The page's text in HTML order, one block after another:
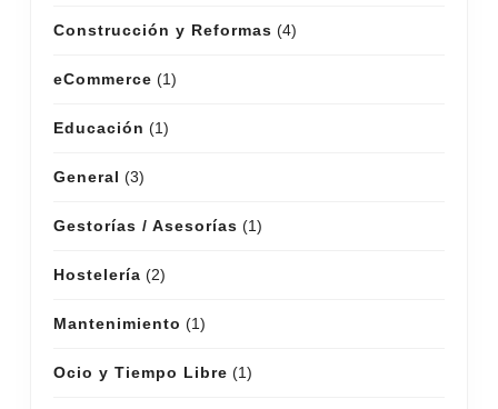
Construcción y Reformas (4)
eCommerce (1)
Educación (1)
General (3)
Gestorías / Asesorías (1)
Hostelería (2)
Mantenimiento (1)
Ocio y Tiempo Libre (1)